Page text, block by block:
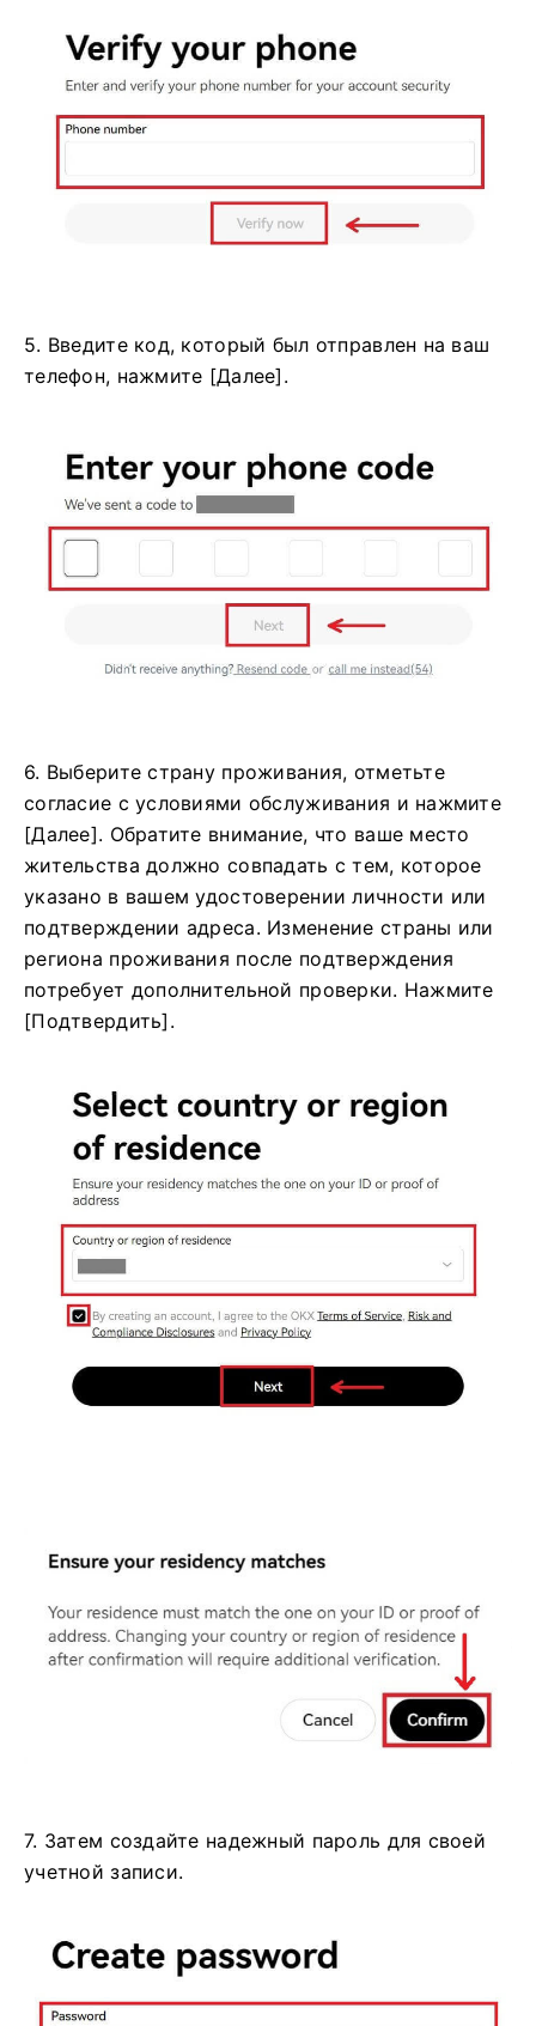
5. Введите код, который был отправлен на ваш
телефон, нажмите [Далее].
6. Выберите страну проживания, отметьте
согласие с условиями обслуживания и нажмите
[Далее]. Обратите внимание, что ваше место
жительства должно совпадать с тем, которое
указано в вашем удостоверении личности или
подтверждении адреса. Изменение страны или
региона проживания после подтверждения
потребует дополнительной проверки. Нажмите
[Подтвердить].
7. Затем создайте надежный пароль для своей
учетной записи.